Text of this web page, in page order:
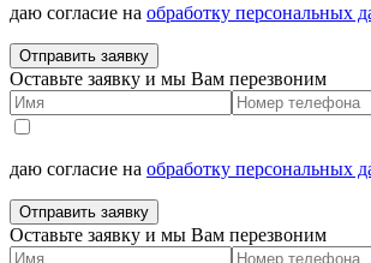
даю согласие на обработку персональных
Отправить заявку
Оставьте заявку и мы Вам перезвоним
даю согласие на обработку персональных
Отправить заявку
Оставьте заявку и мы Вам перезвоним